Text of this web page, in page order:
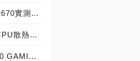
洋垃圾神器，Xeon E5-2670實測開箱大作戰！
MSI CORE FROZR L CPU散熱器實測開箱，微星電競產品再添新兵
MSI GeForce GTX 1060 GAMING X 6G實測開箱，玩家級電競顯示卡中的神兵利器！